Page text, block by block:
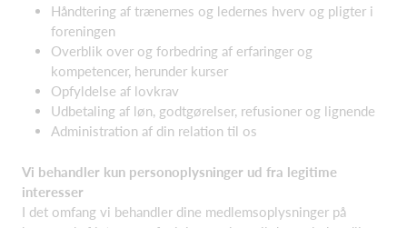
Håndtering af trænernes og ledernes hverv og pligter i
foreningen
Overblik over og forbedring af erfaringer og
kompetencer, herunder kurser
Opfyldelse af lovkrav
Udbetaling af løn, godtgørelser, refusioner og lignende
Administration af din relation til os
Vi behandler kun personoplysninger ud fra legitime
interesser
I det omfang vi behandler dine medlemsoplysninger på